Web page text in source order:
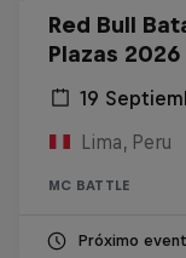
Red Bull
Plazas 2026
19
Lima, Peru
MC BATTLE
Próximo